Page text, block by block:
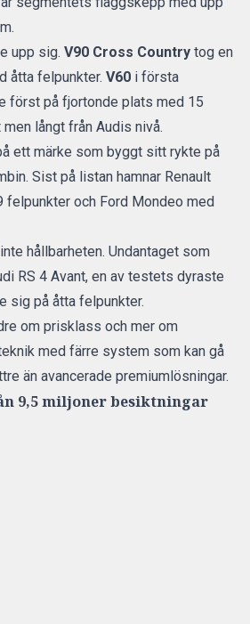
upp sig. V90 Cross Country tog en
åtta felpunkter. V60 i första
först på fjortonde plats med 15
långt från Audis nivå.
ett märke som byggt sitt rykte på
. Sist på listan hamnar Renault
felpunkter och Ford Mondeo med
hållbarheten. Undantaget som
RS 4 Avant, en av testets dyraste
sig på åtta felpunkter.
om prisklass och mer om
med färre system som kan gå
än avancerade premiumlösningar.
9,5 miljoner besiktningar